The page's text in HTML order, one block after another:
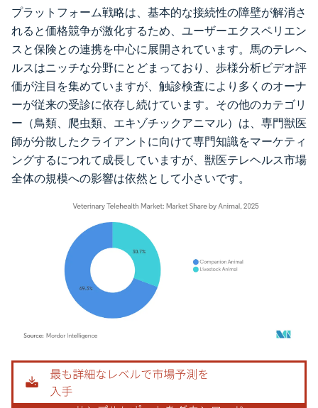
プラットフォーム戦略は、基本的な接続性の障壁が解消さ
れると価格競争が激化するため、ユーザーエクスペリエン
スと保険との連携を中心に展開されています。馬のテレヘ
ルスはニッチな分野にとどまっており、歩様分析ビデオ評
価が注目を集めていますが、触診検査により多くのオーナ
ーが従来の受診に依存し続けています。その他のカテゴリ
ー（鳥類、爬虫類、エキゾチックアニマル）は、専門獣医
師が分散したクライアントに向けて専門知識をマーケティ
ングするにつれて成長していますが、獣医テレヘルス市場
全体の規模への影響は依然として小さいです。
画像 © Mordor Intelligence。再利用にはCC BY 4.0の表示が必要です。